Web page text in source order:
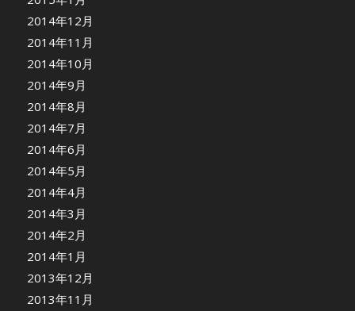
2014年12月
2014年11月
2014年10月
2014年9月
2014年8月
2014年7月
2014年6月
2014年5月
2014年4月
2014年3月
2014年2月
2014年1月
2013年12月
2013年11月